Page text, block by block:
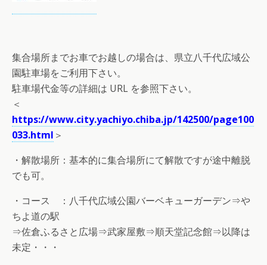
集合場所までお車でお越しの場合は、県立八千代広域公
園駐車場をご利用下さい。
駐車場代金等の詳細は URL を参照下さい。
＜
https://www.city.yachiyo.chiba.jp/142500/page100
033.html ＞
・解散場所：基本的に集合場所にて解散ですが途中離脱
でも可。
・コース ：八千代広域公園バーベキューガーデン⇒や
ちよ道の駅
⇒佐倉ふるさと広場⇒武家屋敷⇒順天堂記念館⇒以降は
未定・・・